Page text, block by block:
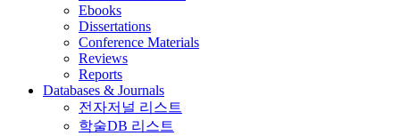
Ebooks
Dissertations
Conference Materials
Reviews
Reports
Databases & Journals
전자저널 리스트
학술DB 리스트